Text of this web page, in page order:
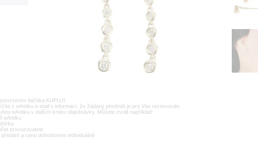
tlačítka KUPUJI.
z eAntiku e-mail s informací, že žádaný předmět je pro Vás rezervován.
eAntiku v dalším kroku objednávky. Můžete zvolit například:
eAntiku
provozovatele
a cenu dohodneme individuálně